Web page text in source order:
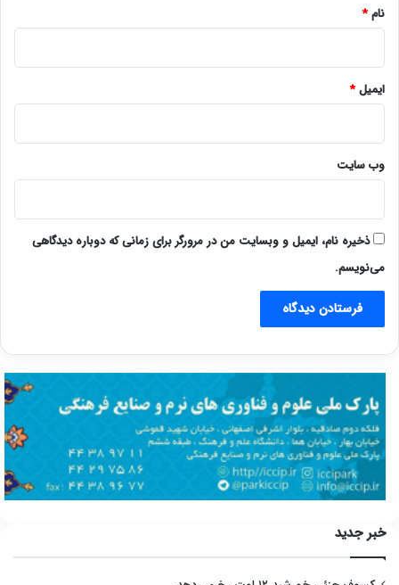
نام*
ایمیل*
وب‌ سایت
ذخیره نام، ایمیل و وبسایت من در مرورگر برای زمانی که دوباره دیدگاهی
می‌نویسم.
خبر جدید